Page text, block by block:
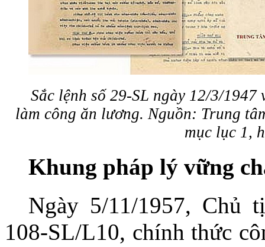
Sắc lệnh số 29-SL ngày 12/3/
làm công ăn lương. Nguồn: Trung
mục lục 1,
Khung pháp lý vững
Ngày 5/11/1957, Chủ
108-SL/L10, chính thức